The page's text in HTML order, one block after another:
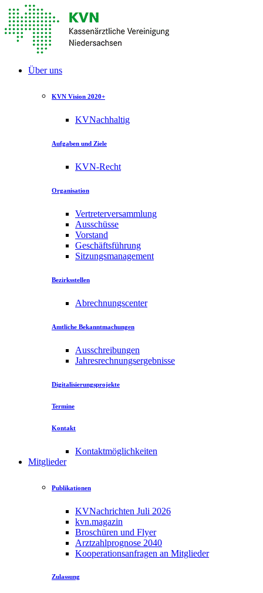
Über uns
KVN Vision 2020+
KVNachhaltig
Aufgaben und Ziele
KVN-Recht
Organisation
Vertreterversammlung
Ausschüsse
Vorstand
Geschäftsführung
Sitzungsmanagement
Bezirksstellen
Abrechnungscenter
Amtliche Bekanntmachungen
Ausschreibungen
Jahresrechnungsergebnisse
Digitalisierungsprojekte
Termine
Kontakt
Kontaktmöglichkeiten
Mitglieder
Publikationen
KVNachrichten Juli 2026
kvn.magazin
Broschüren und Flyer
Arztzahlprognose 2040
Kooperationsanfragen an Mitglieder
Zulassung